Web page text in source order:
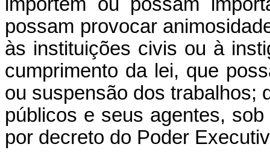
possam provocar
às instituições civis ou à
cumprimento da lei, que
ou suspensão dos trabalhos;
públicos e seus agentes,
por decreto do Poder